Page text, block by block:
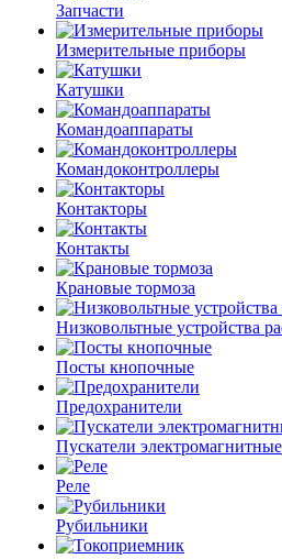
Запчасти
Измерительные приборы
Катушки
Командоаппараты
Командоконтроллеры
Контакторы
Контакты
Крановые тормоза
Низковольтные устройства
Посты кнопочные
Предохранители
Пускатели электромагнитные
Реле
Рубильники